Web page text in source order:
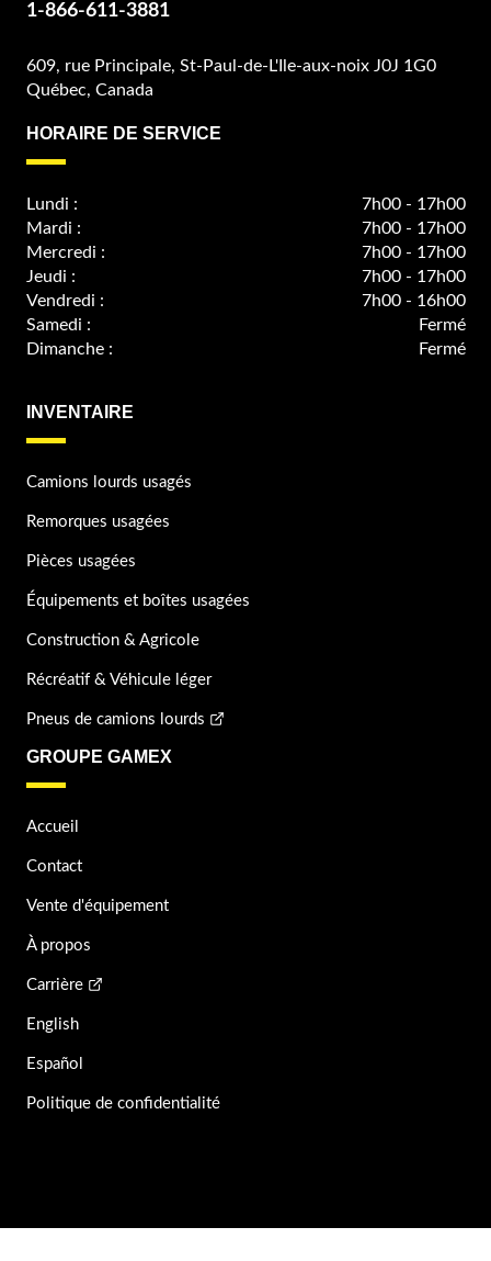
1-866-611-3881
609, rue Principale, St-Paul-de-L'Ile-aux-noix J0J 1G0
Québec, Canada
HORAIRE DE SERVICE
Lundi :
7h00 - 17h00
Mardi :
7h00 - 17h00
Mercredi :
7h00 - 17h00
Jeudi :
7h00 - 17h00
Vendredi :
7h00 - 16h00
Samedi :
Fermé
Dimanche :
Fermé
INVENTAIRE
Camions lourds usagés
Remorques usagées
Pièces usagées
Équipements et boîtes usagées
Construction & Agricole
Récréatif & Véhicule léger
Pneus de camions lourds
GROUPE GAMEX
Accueil
Contact
Vente d'équipement
À propos
Carrière
English
Español
Politique de confidentialité